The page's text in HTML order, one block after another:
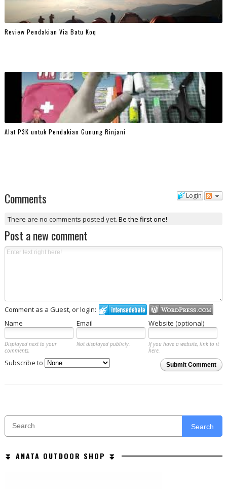
Review Pendakian Via Batu Koq
Alat P3K untuk Pendakian Gunung Rinjani
Login
Comments
There are no comments posted yet.Be the first one!
Post a new comment
Comment as a Guest, or login:
Name
Email Website (optional)
Displayed next to your
comments.
Not displayed publicly.
If you have a website, link to it
here.
Submit Comment
Subscribe to
Search
⏬ ANATA OUTDOOR SHOP ⏬